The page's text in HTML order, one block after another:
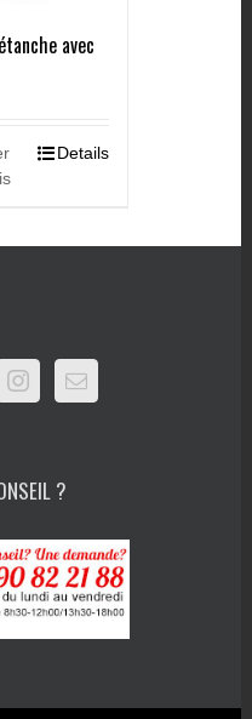
avec
Details
?